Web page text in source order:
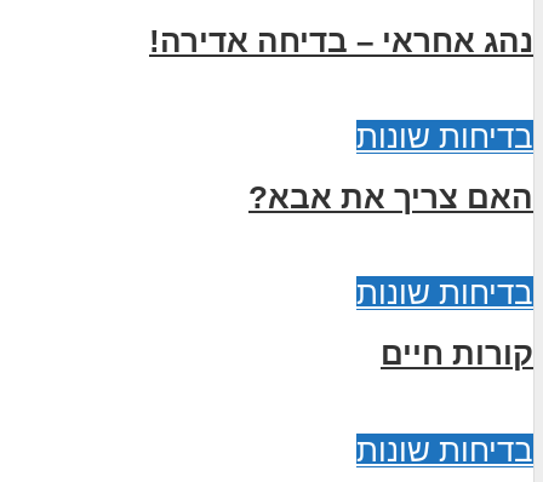
נהג אחראי – בדיחה אדירה!
בדיחות שונות
האם צריך את אבא?
בדיחות שונות
קורות חיים
בדיחות שונות